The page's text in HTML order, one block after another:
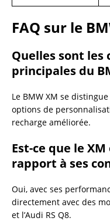
FAQ sur le
Quelles sont
principales du
Le BMW XM se
options de
recharge améliorée.
Est-ce que le
rapport à ses
Oui, avec ses
directement avec des
et l’Audi RS Q8.